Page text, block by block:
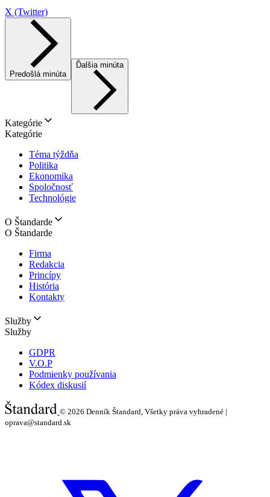
X (Twitter)
Predošlá minúta
Ďalšia minúta
Kategórie
Kategórie
Téma týždňa
Politika
Ekonomika
Spoločnosť
Technológie
O Štandarde
O Štandarde
Firma
Redakcia
Princípy
História
Kontakty
Služby
Služby
GDPR
V.O.P
Podmienky používania
Kódex diskusií
© 2026 Denník Štandard, Všetky práva vyhradené |
oprava@standard.sk